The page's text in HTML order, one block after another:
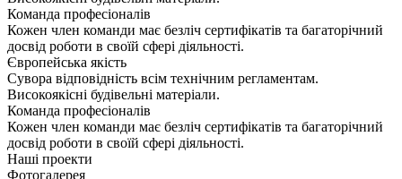
Команда професіоналів
Кожен член команди має безліч сертифікатів та багаторічний
досвід роботи в своїй сфері діяльності.
Європейська якість
Сувора відповідність всім технічним регламентам.
Високоякісні будівельні матеріали.
Команда професіоналів
Кожен член команди має безліч сертифікатів та багаторічний
досвід роботи в своїй сфері діяльності.
Наші проекти
Фотогалерея